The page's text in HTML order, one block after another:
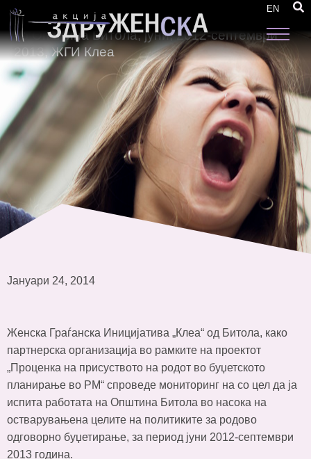
EN
политиките а родово одговорно буџетирање
во Општина Битола, јуни, 2012-септември
2013, ЖГИ Клеа
Јануари 24, 2014
Женска Граѓанска Иницијатива „Клеа“ од Битола, како
партнерска организација во рамките на проектот
„Проценка на присуството на родот во буџетското
планирање во РМ“ спроведе мониторинг на со цел да ја
испита работата на Општина Битола во насока на
остварувањена целите на политиките за родово
одговорно буџетирање, за период јуни 2012-септември
2013 година.